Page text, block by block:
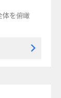
を俯瞰